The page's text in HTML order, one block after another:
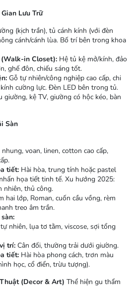
Lưu Trữ
(kịch trần), tủ cánh kính (với đèn
cánh/cánh lùa. Bố trí bên trong khoa
(Walk-in Closet): Hệ tủ kệ mở/kính, đảo
ghế đôn, chiếu sáng tốt.
Gỗ tự nhiên/công nghiệp cao cấp, chi
cường lực. Đèn LED bên trong tủ.
giường, kệ TV, giường có hộc kéo, bàn
Sàn
nhung, voan, linen, cotton cao cấp,
tiết: Hài hòa, trung tính hoặc pastel
họa tiết tinh tế. Xu hướng 2025:
nhiên, thủ công.
hai lớp, Roman, cuốn cầu vồng, rèm
treo âm trần.
nhiên, lụa tơ tằm, viscose, sợi tổng
trí: Cân đối, thường trải dưới giường.
tiết: Hài hòa phong cách, trơn màu
học, cổ điển, trừu tượng).
(Decor & Art) Thể hiện gu thẩm